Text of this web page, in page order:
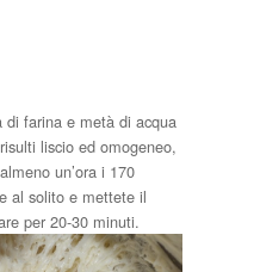
di farina e metà di acqua
liscio ed omogeneo,
un’ora i 170
al solito e mettete il
per 20-30 minuti.